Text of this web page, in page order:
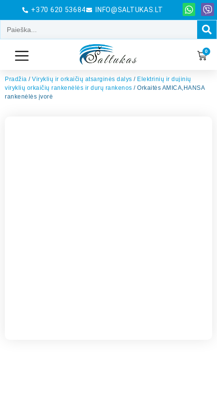
+370 620 53684 INFO@SALTUKAS.LT
0
Pradžia / Viryklių ir orkaičių atsarginės dalys / Elektrinių ir dujinių
viryklių orkaičių rankenėlės ir durų rankenos / Orkaitės AMICA,HANSA
rankenėlės įvorė